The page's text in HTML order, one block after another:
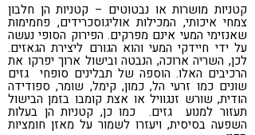
קטניות מושרות או נבטוטים – קטניות הן חלבון
צמחי איכותי, המכילות אוליגוסכרידים, פחמימות
שאנזימי המעי אינם מפרקים. הפירוק הסופי נעשה
על ידי חיידקי המעי והוא הגורם ליצירת הגאזים.
לכן, השריה ארוכה, הנבטה ובישול ארוך יפרקו את
הרכיבים האלו. הוספה של תבלינים סופחי גזים
שונים כמו זרעי הל, כמון, קימל, שומר, ספודידה
הודית, שורש זנגוויל או אצת קומבו בזמן הבישול
תעזור למנוע גזים. כמו כן, קטניות הן בעלות
השפעה בסיסית, ויעזרו לשמור על מאזן חומציות